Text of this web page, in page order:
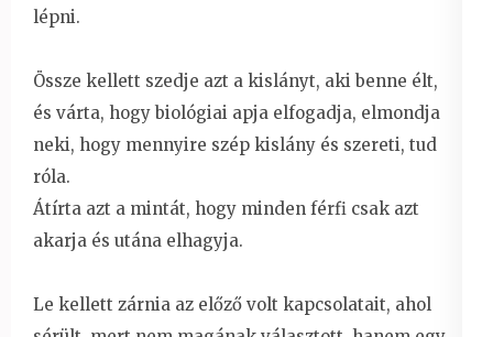
lépni.
Össze kellett szedje azt a kislányt, aki benne élt,
és várta, hogy biológiai apja elfogadja, elmondja
neki, hogy mennyire szép kislány és szereti, tud
róla.
Átírta azt a mintát, hogy minden férfi csak azt
akarja és utána elhagyja.
Le kellett zárnia az előző volt kapcsolatait, ahol